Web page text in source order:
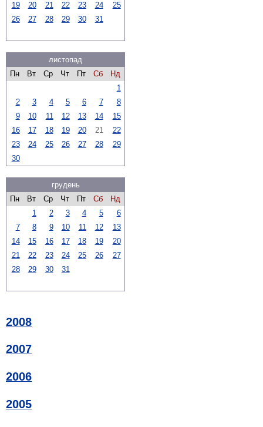
19
20 21 22 23 24
25
26
27 28 29 30 31
листопад
Пн
Вт Ср Чт Пт Сб
Нд
1
2
3 4 5 6 7
8
9
10 11 12 13 14
15
16
17 18 19 20 21
22
23
24 25 26 27 28
29
30
грудень
Пн
Вт Ср Чт Пт Сб
Нд
1
2 3 4 5
6
7
8 9 10 11 12
13
14
15 16 17 18 19
20
21
22 23 24 25 26
27
28
29 30 31
2008
2007
2006
2005